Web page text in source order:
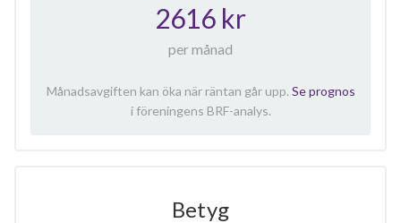
2616 kr
per månad
Månadsavgiften kan öka när räntan går upp. Se prognos
i föreningens BRF-analys.
Betyg